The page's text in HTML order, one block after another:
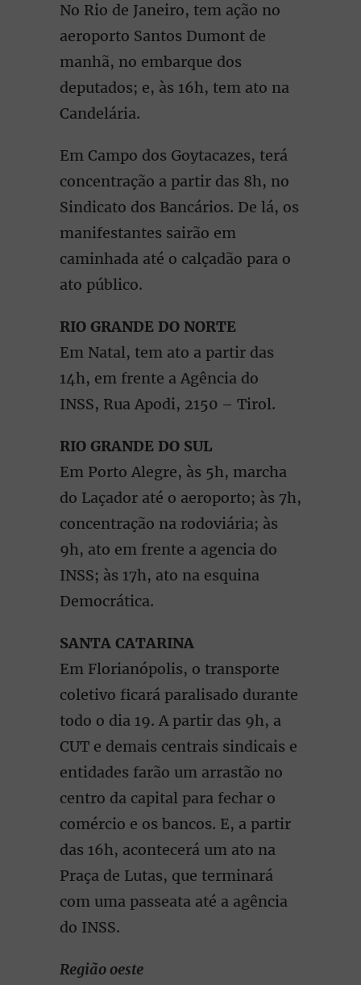
No Rio de Janeiro, tem ação no
aeroporto Santos Dumont de
manhã, no embarque dos
deputados; e, às 16h, tem ato na
Candelária.
Em Campo dos Goytacazes, terá
concentração a partir das 8h, no
Sindicato dos Bancários. De lá, os
manifestantes sairão em
caminhada até o calçadão para o
ato público.
RIO GRANDE DO NORTE
Em Natal, tem ato a partir das
14h, em frente a Agência do
INSS, Rua Apodi, 2150 – Tirol.
RIO GRANDE DO SUL
Em Porto Alegre, às 5h, marcha
do Laçador até o aeroporto; às 7h,
concentração na rodoviária; às
9h, ato em frente a agencia do
INSS; às 17h, ato na esquina
Democrática.
SANTA CATARINA
Em Florianópolis, o transporte
coletivo ficará paralisado durante
todo o dia 19. A partir das 9h, a
CUT e demais centrais sindicais e
entidades farão um arrastão no
centro da capital para fechar o
comércio e os bancos. E, a partir
das 16h, acontecerá um ato na
Praça de Lutas, que terminará
com uma passeata até a agência
do INSS.
Região oeste